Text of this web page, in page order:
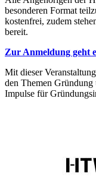
besonderen Format
kostenfrei, zudem
bereit.
Zur Anmeldung geht
Mit dieser
den Themen
Impulse für